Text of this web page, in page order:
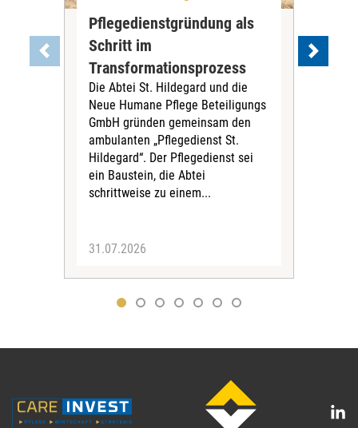
Pflegedienstgründung als
Schritt im
Transformationsprozess
Die Abtei St. Hildegard und die
Neue Humane Pflege Beteiligungs
GmbH gründen gemeinsam den
ambulanten „Pflegedienst St.
Hildegard“. Der Pflegedienst sei
ein Baustein, die Abtei
schrittweise zu einem...
31.07.2026